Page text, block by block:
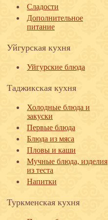
Сладости
Дополнительное
питание
Уйгурская кухня
Уйгурские блюда
Таджикская кухня
Холодные блюда и
закуски
Первые блюда
Блюда из мяса
Пловы и каши
Мучные блюда, изделия
из теста
Напитки
Туркменская кухня